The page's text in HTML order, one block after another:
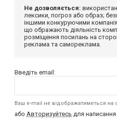
Не дозволяється:
лексики, погроз або образ;
іншими конкуруючими
що ображають діяльність
розміщення посилань на
реклама та самореклама.
Введіть email:
Ваш e-mail не відображатиметься на
або Авторизуйтесь для написання